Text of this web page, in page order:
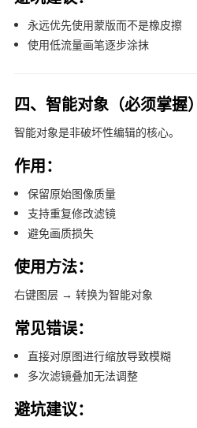
永远优先使用蒙版而不是橡皮擦
使用低流量画笔逐步涂抹
四、智能对象（必须掌握）
智能对象是非破坏性编辑的核心。
作用：
保留原始图像质量
支持重复修改滤镜
避免画质损失
使用方法：
右键图层 → 转换为智能对象
常见错误：
直接对原图进行缩放导致模糊
多次滤镜叠加无法调整
避坑建议：